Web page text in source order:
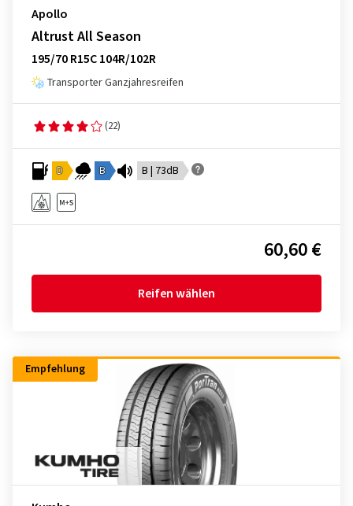
Apollo
Altrust All Season
195/70 R15C 104R/102R
Transporter Ganzjahresreifen
(22)
D B B | 73dB
60,60 €
Reifen wählen
Empfehlung